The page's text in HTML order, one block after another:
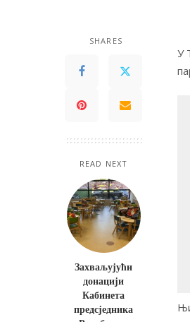
SHARES
READ NEXT
Захваљујући
донацији
Кабинета
предсједника
У